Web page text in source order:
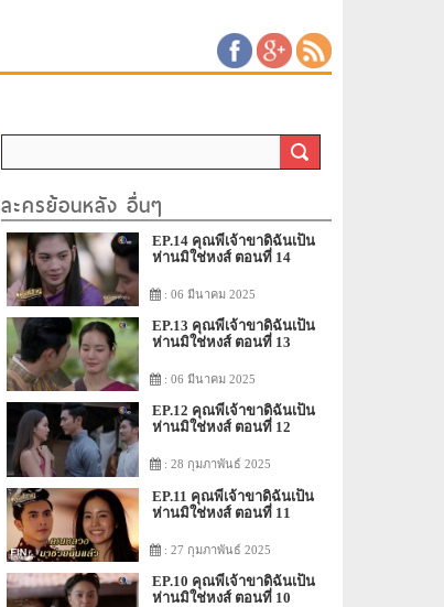
ละครย้อนหลัง อื่นๆ
EP.14 คุณพี่เจ้าขาดิฉันเป็น
ห่านมิใช่หงส์ ตอนที่ 14
: 06 มีนาคม 2025
EP.13 คุณพี่เจ้าขาดิฉันเป็น
ห่านมิใช่หงส์ ตอนที่ 13
: 06 มีนาคม 2025
EP.12 คุณพี่เจ้าขาดิฉันเป็น
ห่านมิใช่หงส์ ตอนที่ 12
: 28 กุมภาพันธ์ 2025
EP.11 คุณพี่เจ้าขาดิฉันเป็น
ห่านมิใช่หงส์ ตอนที่ 11
: 27 กุมภาพันธ์ 2025
EP.10 คุณพี่เจ้าขาดิฉันเป็น
ห่านมิใช่หงส์ ตอนที่ 10